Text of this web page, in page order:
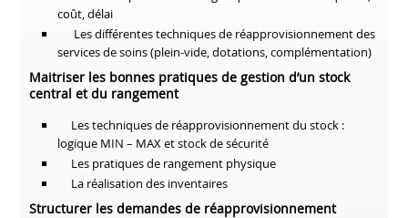
coût, délai
Les différentes techniques de réapprovisionnement des
services de soins (plein-vide, dotations, complémentation)
Maitriser les bonnes pratiques de gestion d’un stock
central et du rangement
Les techniques de réapprovisionnement du stock :
logique MIN – MAX et stock de sécurité
Les pratiques de rangement physique
La réalisation des inventaires
Structurer les demandes de réapprovisionnement